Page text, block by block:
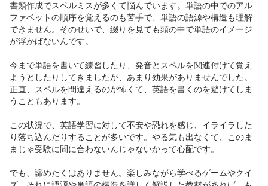
書類作成でスペルミスが多くて悩んでいます。単語の中でのアル
ファベットの順序を覚えるのも苦手で、単語の語源や構造も理解
できません。そのせいで、綴りを見ても頭の中で単語のイメージ
が浮かばないんです。
今まで単語を書いて練習したり、発音とスペルを関連付けて覚え
ようとしたりしてきましたが、あまり効果がありませんでした。
正直、スペルを間違えるのが怖くて、英語を書くのを避けてしま
うこともあります。
この状況で、英語学習に対して不安や恐れを感じ、イライラした
り落ち込んだりすることが多いです。やる気も出なくて、このま
まじゃ受験に間に合わないんじゃないかって心配です。
でも、諦めたくはありません。楽しみながら学べるゲームやクイ